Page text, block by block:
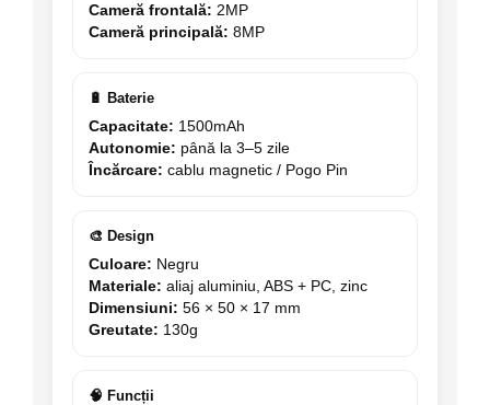
Cameră frontală: 2MP
Cameră principală: 8MP
🔋 Baterie
Capacitate: 1500mAh
Autonomie: până la 3–5 zile
Încărcare: cablu magnetic / Pogo Pin
🎨 Design
Culoare: Negru
Materiale: aliaj aluminiu, ABS + PC, zinc
Dimensiuni: 56 × 50 × 17 mm
Greutate: 130g
🧠 Funcții